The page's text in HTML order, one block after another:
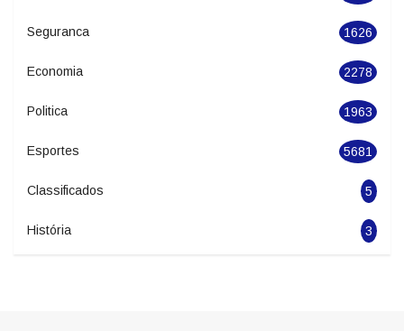
Noticias 20391
Geral 2845
Seguranca 1626
Economia 2278
Politica 1963
Esportes 5681